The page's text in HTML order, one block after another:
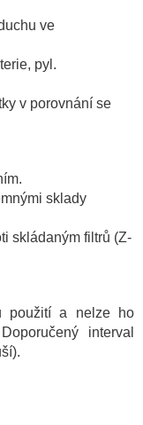
ve
pyl.
v porovnání se
sklady
skládaným filtrů (Z-
použití a nelze ho
interval